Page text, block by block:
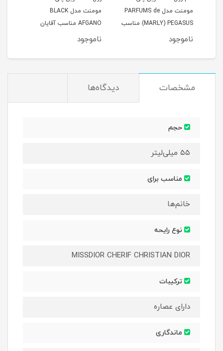
مومنت مدل PARFUMS de
MARLY) PEGASUS) مناسب
آقایان حجم 50 میلی لیتر
ناموجود
مومنت مدل BLACK
AFGANO مناسب آقایان
حجم 50 میلی لیتر
ناموجود
مشخصات دیدگاه‌ها
حجم
۵۵ میلی‌لیتر
مناسب برای
خانم‌ها
نوع رایحه
MISSDIOR CHERIF CHRISTIAN DIOR
ترکیبات
دارای عصاره
ماندگاری